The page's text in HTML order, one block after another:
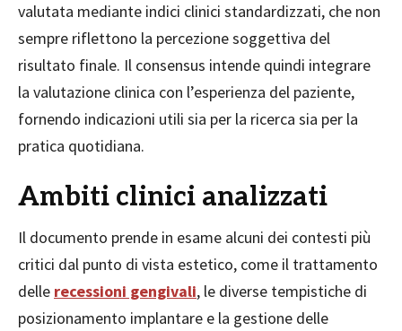
valutata mediante indici clinici standardizzati, che non
sempre riflettono la percezione soggettiva del
risultato finale. Il consensus intende quindi integrare
la valutazione clinica con l’esperienza del paziente,
fornendo indicazioni utili sia per la ricerca sia per la
pratica quotidiana.
Ambiti clinici analizzati
Il documento prende in esame alcuni dei contesti più
critici dal punto di vista estetico, come il trattamento
delle recessioni gengivali, le diverse tempistiche di
posizionamento implantare e la gestione delle